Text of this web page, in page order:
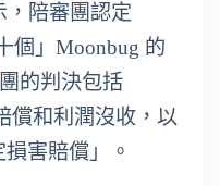
，陪審團認定
個」Moonbug 的
的判決包括
償和利潤沒收，以
害賠償」。